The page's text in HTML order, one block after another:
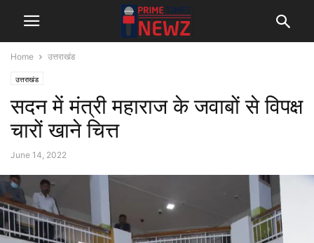
Home उत्तराखंड
उत्तराखंड
सदन में मंत्री महाराज के जवाबों से विपक्ष
चारों खाने चित्त
June 14, 2022